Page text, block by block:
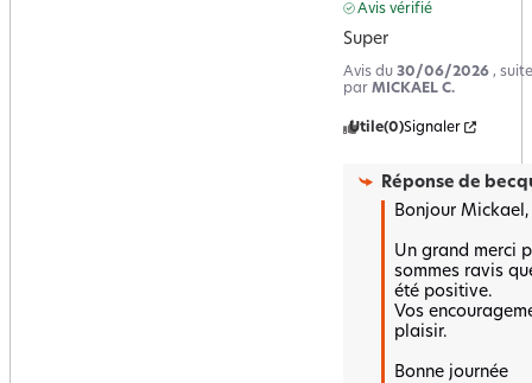
Avis vérifié
Super
Avis du 30/06/2026 ,
par MICKAEL C.
Utile(0)Signaler
Réponse de
Bonjour Mickael,
Un grand merci
sommes ravis
été positive.
Vos
plaisir.
Bonne journée